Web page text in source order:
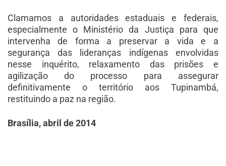
Clamamos a autoridades estaduais e federais,
especialmente o Ministério da Justiça para que
intervenha de forma a preservar a vida e a
segurança das lideranças indígenas envolvidas
nesse inquérito, relaxamento das prisões e
agilização do processo para assegurar
definitivamente o território aos Tupinambá,
restituindo a paz na região.
Brasília, abril de 2014